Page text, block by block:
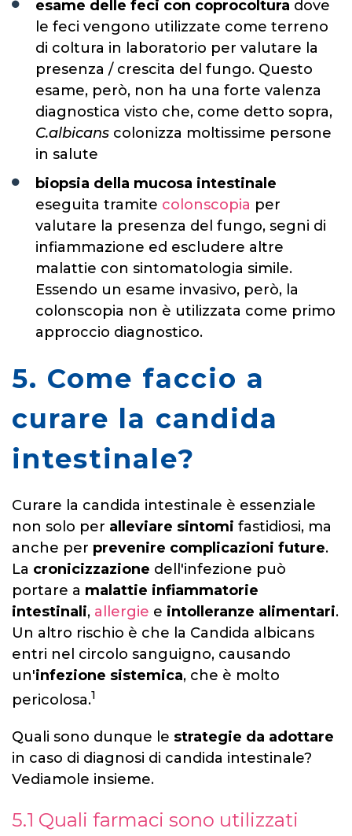
esame delle feci con coprocoltura dove
le feci vengono utilizzate come terreno
di coltura in laboratorio per valutare la
presenza / crescita del fungo. Questo
esame, però, non ha una forte valenza
diagnostica visto che, come detto sopra,
C.albicans colonizza moltissime persone
in salute
biopsia della mucosa intestinale
eseguita tramite colonscopia per
valutare la presenza del fungo, segni di
infiammazione ed escludere altre
malattie con sintomatologia simile.
Essendo un esame invasivo, però, la
colonscopia non è utilizzata come primo
approccio diagnostico.
5. Come faccio a
curare la candida
intestinale?
Curare la candida intestinale è essenziale
non solo per alleviare sintomi fastidiosi, ma
anche per prevenire complicazioni future.
La cronicizzazione dell'infezione può
portare a malattie infiammatorie
intestinali, allergie e intolleranze alimentari.
Un altro rischio è che la Candida albicans
entri nel circolo sanguigno, causando
un'infezione sistemica, che è molto
pericolosa.1
Quali sono dunque le strategie da adottare
in caso di diagnosi di candida intestinale?
Vediamole insieme.
5.1 Quali farmaci sono utilizzati